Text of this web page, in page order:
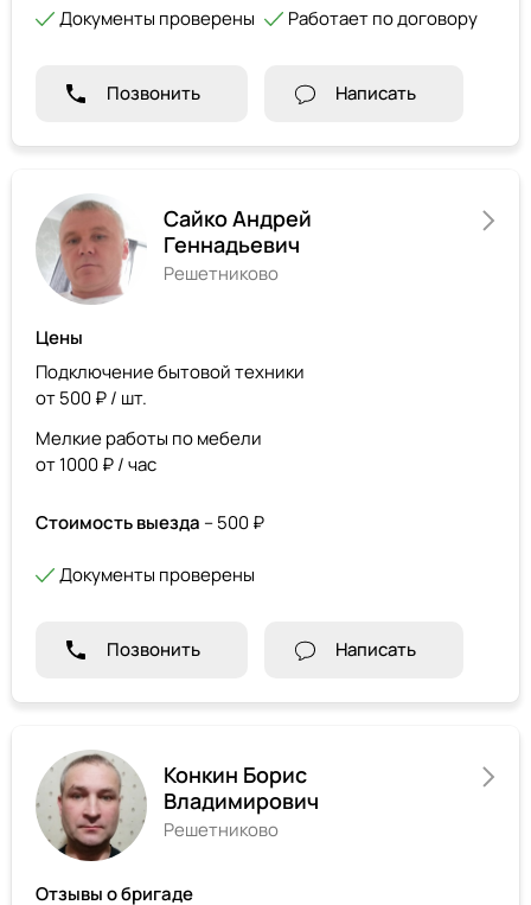
Документы проверены Работает по договору
Позвонить Написать
Сайко Андрей
Геннадьевич
Решетниково
Цены
Подключение бытовой техники
от 500 ₽ / шт.
Мелкие работы по мебели
от 1000 ₽ / час
Стоимость выезда – 500 ₽
Документы проверены
Позвонить Написать
Конкин Борис
Владимирович
Решетниково
Отзывы о бригаде